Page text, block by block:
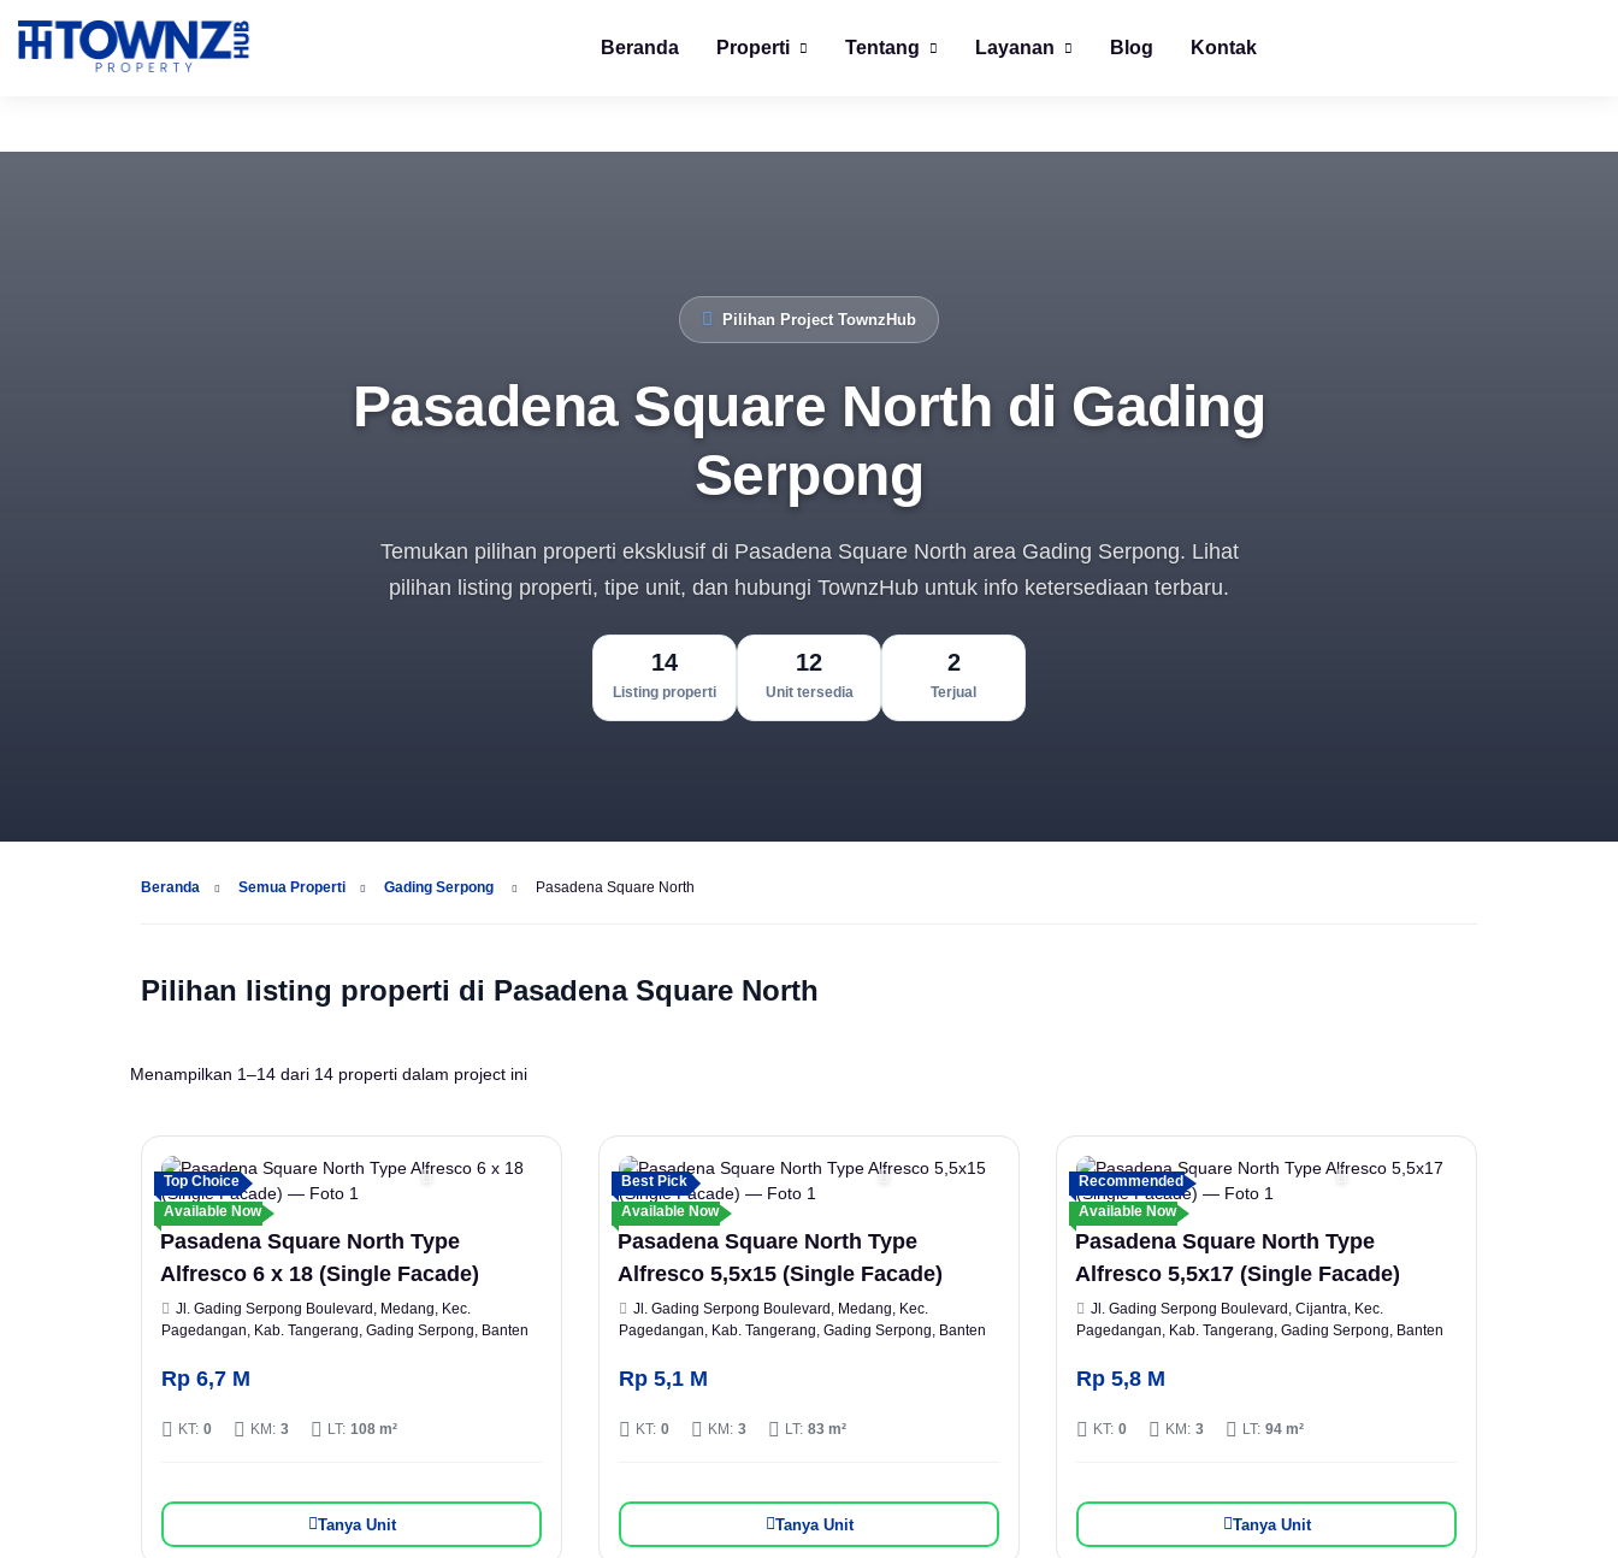
Beranda Properti Tentang Layanan Blog Kontak
Pilihan Project TownzHub
Pasadena Square North di Gading
Serpong
Temukan pilihan properti eksklusif di Pasadena Square North area Gading Serpong. Lihat
pilihan listing properti, tipe unit, dan hubungi TownzHub untuk info ketersediaan terbaru.
14
Listing properti
12
Unit tersedia
2
Terjual
Beranda Semua Properti Gading Serpong Pasadena Square North
Pilihan listing properti di Pasadena Square North
Menampilkan 1–14 dari 14 properti dalam project ini
Top Choice
Available Now
Pasadena Square North Type
Alfresco 6 x 18 (Single Facade)
Jl. Gading Serpong Boulevard, Medang, Kec.
Pagedangan, Kab. Tangerang, Gading Serpong, Banten
Rp 6,7 M
KT: 0 KM: 3 LT: 108 m²
Tanya Unit
Best Pick
Available Now
Pasadena Square North Type
Alfresco 5,5x15 (Single Facade)
Jl. Gading Serpong Boulevard, Medang, Kec.
Pagedangan, Kab. Tangerang, Gading Serpong, Banten
Rp 5,1 M
KT: 0 KM: 3 LT: 83 m²
Tanya Unit
Recommended
Available Now
Pasadena Square North Type
Alfresco 5,5x17 (Single Facade)
Jl. Gading Serpong Boulevard, Cijantra, Kec.
Pagedangan, Kab. Tangerang, Gading Serpong, Banten
Rp 5,8 M
KT: 0 KM: 3 LT: 94 m²
Tanya Unit